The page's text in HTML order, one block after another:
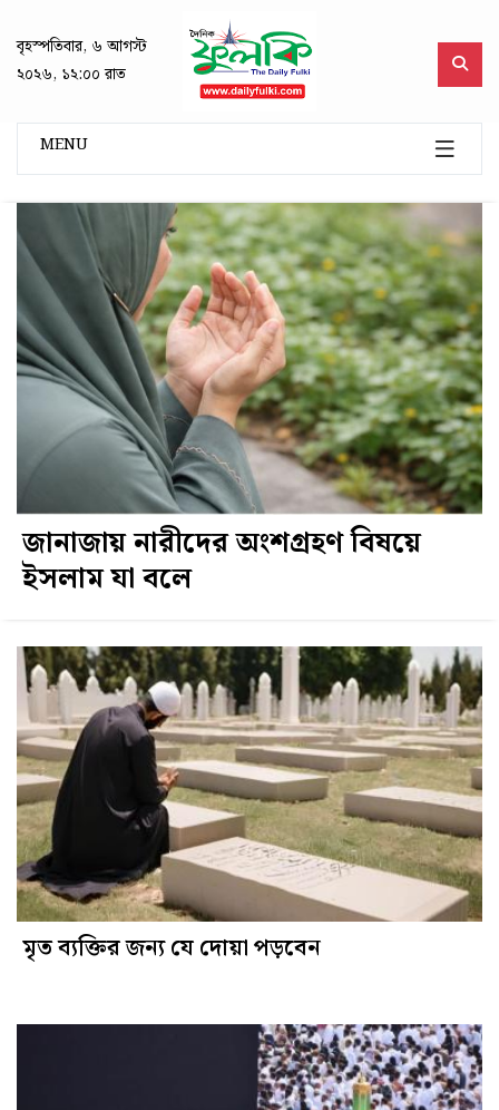
বৃহস্পতিবার, ৬ আগস্ট
২০২৬, ১২:০০ রাত
MENU
জানাজায় নারীদের অংশগ্রহণ বিষয়ে
ইসলাম যা বলে
মৃত ব্যক্তির জন্য যে দোয়া পড়বেন